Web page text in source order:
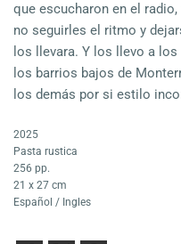
que escucharon en el
no seguirles el ritmo y
los llevara. Y los llevo a
los barrios bajos de
los demás por si estilo
2025
Pasta rustica
256 pp.
21 x 27 cm
Español / Ingles